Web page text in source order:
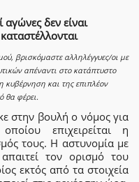
αγώνες δεν είναι
βρισκόμαστε αλληλέγγυες/οι με
απέναντι στο κατάπτυστο
κυβέρνηση και της επιπλέον
θα φέρει.
στην βουλή ο νόμος για
επιχειρείται η
τους. Η αστυνομία με
τον ορισμό του
εκτός από τα στοιχεία